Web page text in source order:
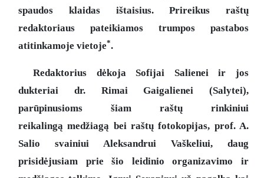
spaudos klaidas ištaisius. Prireikus raštų
redaktoriaus pateikiamos trumpos pastabos
atitinkamoje vietoje*.
Redaktorius dėkoja Sofijai Salienei ir jos
dukteriai dr. Rimai Gaigalienei (Salytei),
parūpinusioms šiam raštų rinkiniui
reikalingą medžiagą bei raštų fotokopijas, prof. A.
Salio svainiui Aleksandrui Vaškeliui, daug
prisidėjusiam prie šio leidinio organizavimo ir